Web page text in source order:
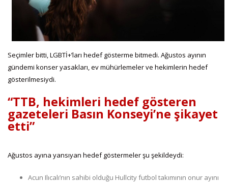
Seçimler bitti, LGBTİ+’ları hedef gösterme bitmedi. Ağustos ayının
gündemi konser yasakları, ev mühürlemeler ve hekimlerin hedef
gösterilmesiydi.
“TTB, hekimleri hedef gösteren
gazeteleri Basın Konseyi’ne şikayet
etti”
Ağustos ayına yansıyan hedef göstermeler şu şekildeydi:
Acun Ilıcalı’nın sahibi olduğu Hullcity futbol takımının onur ayını